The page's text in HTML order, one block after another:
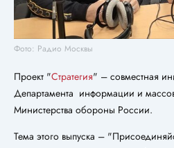
Фото: Радио Москвы
Проект "Стратегия" – совместная
Департамента информации и
Министерства обороны России.
Тема этого выпуска –